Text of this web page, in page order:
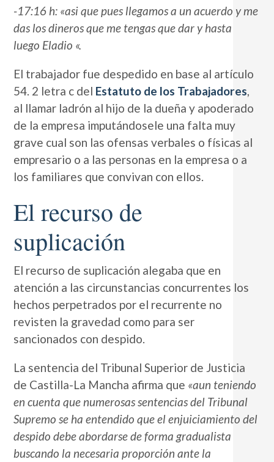
-17:16 h: «asi que pues llegamos a un acuerdo y me
das los dineros que me tengas que dar y hasta
luego Eladio «.
El trabajador fue despedido en base al artículo
54. 2 letra c del Estatuto de los Trabajadores,
al llamar ladrón al hijo de la dueña y apoderado
de la empresa imputándosele una falta muy
grave cual son las ofensas verbales o físicas al
empresario o a las personas en la empresa o a
los familiares que convivan con ellos.
El recurso de
suplicación
El recurso de suplicación alegaba que en
atención a las circunstancias concurrentes los
hechos perpetrados por el recurrente no
revisten la gravedad como para ser
sancionados con despido.
La sentencia del Tribunal Superior de Justicia
de Castilla-La Mancha afirma que «aun teniendo
en cuenta que numerosas sentencias del Tribunal
Supremo se ha entendido que el enjuiciamiento del
despido debe abordarse de forma gradualista
buscando la necesaria proporción ante la